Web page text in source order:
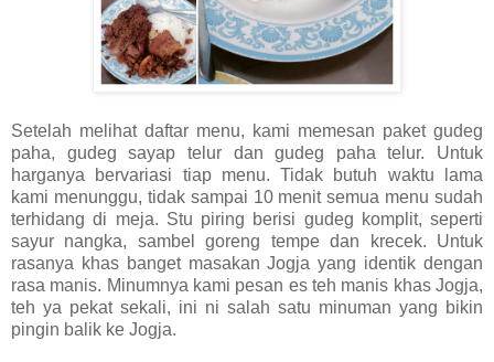
Setelah melihat daftar menu, kami memesan paket gudeg
paha, gudeg sayap telur dan gudeg paha telur. Untuk
harganya bervariasi tiap menu. Tidak butuh waktu lama
kami menunggu, tidak sampai 10 menit semua menu sudah
terhidang di meja. Stu piring berisi gudeg komplit, seperti
sayur nangka, sambel goreng tempe dan krecek. Untuk
rasanya khas banget masakan Jogja yang identik dengan
rasa manis. Minumnya kami pesan es teh manis khas Jogja,
teh ya pekat sekali, ini ni salah satu minuman yang bikin
pingin balik ke Jogja.